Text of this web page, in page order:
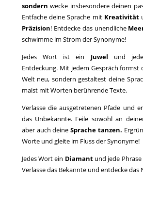
sondernwecke insbesondere deinen
Entfache deine Sprache mit Kreativität
Präzision! Entdecke das unendliche
schwimme im Strom der Synonyme!
Jedes Wort ist ein Juwel und
Entdeckung. Mit jedem Gespräch
Welt neu, sondern gestaltest deine
malst mit Worten berührende Texte.
Verlasse die ausgetretenen Pfade und
das Unbekannte. Feile sowohl an
aber auch deineSprache tanzen.
Worte und gleite im Fluss der Synonyme!
Jedes Wort ein Diamant und jede
Verlasse das Bekannte und entdecke das